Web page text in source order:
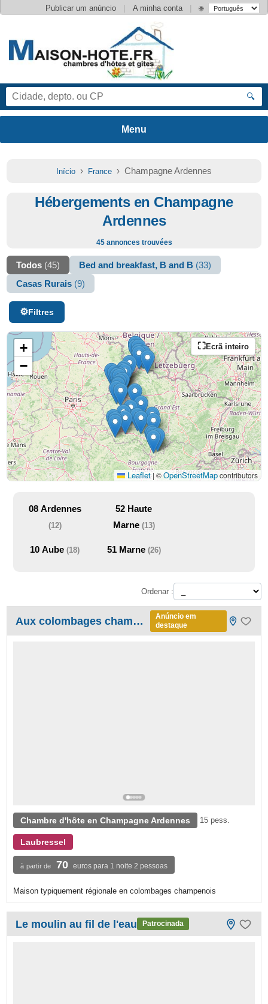
Publicar um anúncio | A minha conta | 🌐
🔍
Início › France › Champagne Ardennes
Hébergements en Champagne
Ardennes
45 annonces trouvées
Todos (45) Bed and breakfast, B and B (33)
Casas Rurais (9)
Filtres
Ecrã inteiro
+
−
Leaflet|©OpenStreetMapcontributors
08 Ardennes
(12)
10 Aube(18)
52
Marne (13)
51 Marne (26)
Ordenar :
Aux colombages champenois
Anúncio em
destaque
Chambre d'hôte en Champagne Ardennes 15 pess.
Laubressel
à partir de 70 euros para 1 noite 2 pessoas
Maison typiquement régionale en colombages champenois
Le moulin au fil de l'eau Patrocinada